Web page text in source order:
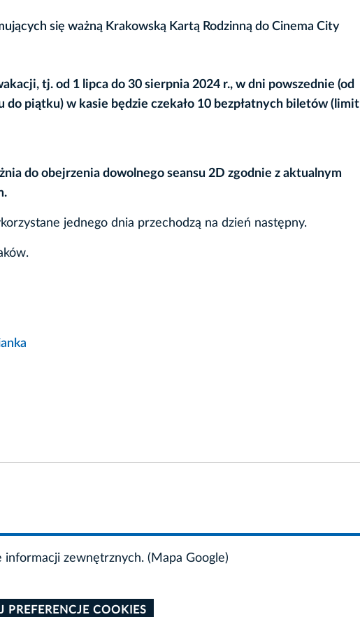
się ważną Krakowską Kartą Rodzinną do Cinema City
tj. od 1 lipca do 30 sierpnia 2024 r., w dni powszednie (od
do piątku) w kasie będzie czekało 10 bezpłatnych biletów (limit
do obejrzenia dowolnego seansu 2D zgodnie z aktualnym
jednego dnia przechodzą na dzień następny.
zewnętrznych. (Mapa Google)
PREFERENCJE COOKIES